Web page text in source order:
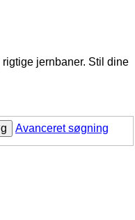
jernbaner. Stil dine
Avanceret søgning